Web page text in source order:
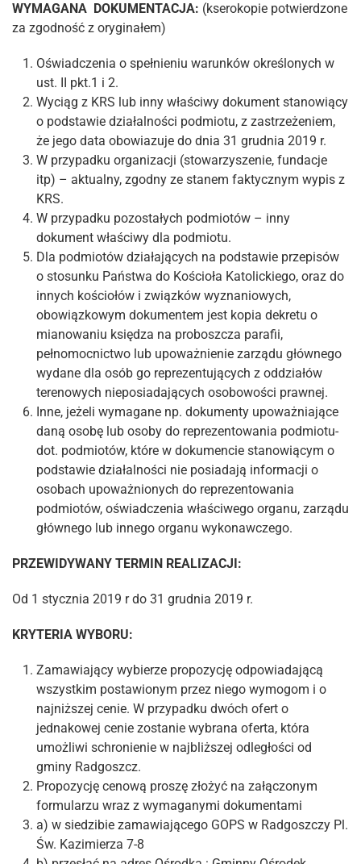
WYMAGANA DOKUMENTACJA: (kserokopie potwierdzone
za zgodność z oryginałem)
Oświadczenia o spełnieniu warunków określonych w
ust. II pkt.1 i 2.
Wyciąg z KRS lub inny właściwy dokument stanowiący
o podstawie działalności podmiotu, z zastrzeżeniem,
że jego data obowiazuje do dnia 31 grudnia 2019 r.
W przypadku organizacji (stowarzyszenie, fundacje
itp) – aktualny, zgodny ze stanem faktycznym wypis z
KRS.
W przypadku pozostałych podmiotów – inny
dokument właściwy dla podmiotu.
Dla podmiotów działających na podstawie przepisów
o stosunku Państwa do Kościoła Katolickiego, oraz do
innych kościołów i związków wyznaniowych,
obowiązkowym dokumentem jest kopia dekretu o
mianowaniu księdza na proboszcza parafii,
pełnomocnictwo lub upoważnienie zarządu głównego
wydane dla osób go reprezentujących z oddziałów
terenowych nieposiadających osobowości prawnej.
Inne, jeżeli wymagane np. dokumenty upoważniające
daną osobę lub osoby do reprezentowania podmiotu-
dot. podmiotów, które w dokumencie stanowiącym o
podstawie działalności nie posiadają informacji o
osobach upoważnionych do reprezentowania
podmiotów, oświadczenia właściwego organu, zarządu
głównego lub innego organu wykonawczego.
PRZEWIDYWANY TERMIN REALIZACJI:
Od 1 stycznia 2019 r do 31 grudnia 2019 r.
KRYTERIA WYBORU:
Zamawiający wybierze propozycję odpowiadającą
wszystkim postawionym przez niego wymogom i o
najniższej cenie. W przypadku dwóch ofert o
jednakowej cenie zostanie wybrana oferta, która
umożliwi schronienie w najbliższej odległości od
gminy Radgoszcz.
Propozycję cenową proszę złożyć na załączonym
formularzu wraz z wymaganymi dokumentami
a) w siedzibie zamawiającego GOPS w Radgoszczy Pl.
Św. Kazimierza 7-8